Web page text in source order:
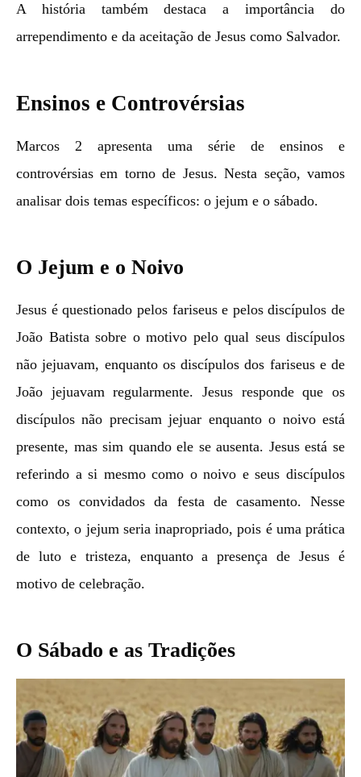
A história também destaca a importância do
arrependimento e da aceitação de Jesus como Salvador.
Ensinos e Controvérsias
Marcos 2 apresenta uma série de ensinos e
controvérsias em torno de Jesus. Nesta seção, vamos
analisar dois temas específicos: o jejum e o sábado.
O Jejum e o Noivo
Jesus é questionado pelos fariseus e pelos discípulos de
João Batista sobre o motivo pelo qual seus discípulos
não jejuavam, enquanto os discípulos dos fariseus e de
João jejuavam regularmente. Jesus responde que os
discípulos não precisam jejuar enquanto o noivo está
presente, mas sim quando ele se ausenta. Jesus está se
referindo a si mesmo como o noivo e seus discípulos
como os convidados da festa de casamento. Nesse
contexto, o jejum seria inapropriado, pois é uma prática
de luto e tristeza, enquanto a presença de Jesus é
motivo de celebração.
O Sábado e as Tradições